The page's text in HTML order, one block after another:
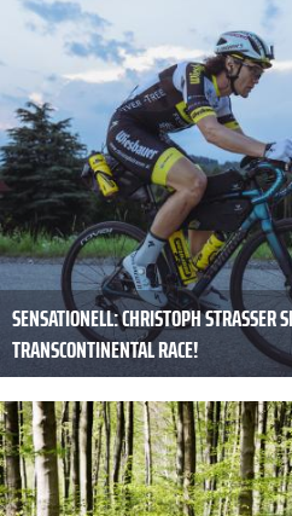
SENSATIONELL: CHRISTOPH
TRANSCONTINENTAL RACE!